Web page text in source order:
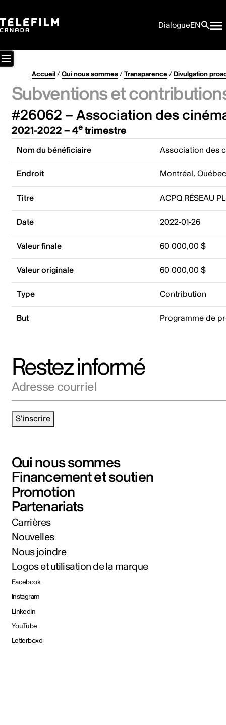
DialogueEN
Accueil/Qui nous sommes/Transparence/Divulgation
Subventions et
#26062 – Association des
2021-2022 – 4etrimestre
Nom du bénéficiaire Association des
Endroit Montréal,
Titre ACPQ RÉSEAU
Date 2022-01-26
Valeur finale 60 000,00 $
Valeur originale 60 000,00 $
Type Contribution
But Programme de
Restez informé
S'inscrire
Qui nous sommes
Financement et soutien
Promotion
Partenariats
Carrières
Nouvelles
Nous joindre
Logos et utilisation de la marque
Facebook
Instagram
LinkedIn
YouTube
Letterboxd